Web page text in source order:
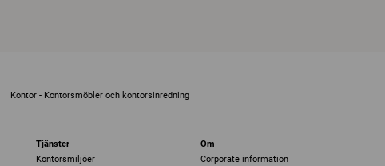
Kontor - Kontorsmöbler och kontorsinredning
Tjänster
Kontorsmiljöer
Om
Corporate information